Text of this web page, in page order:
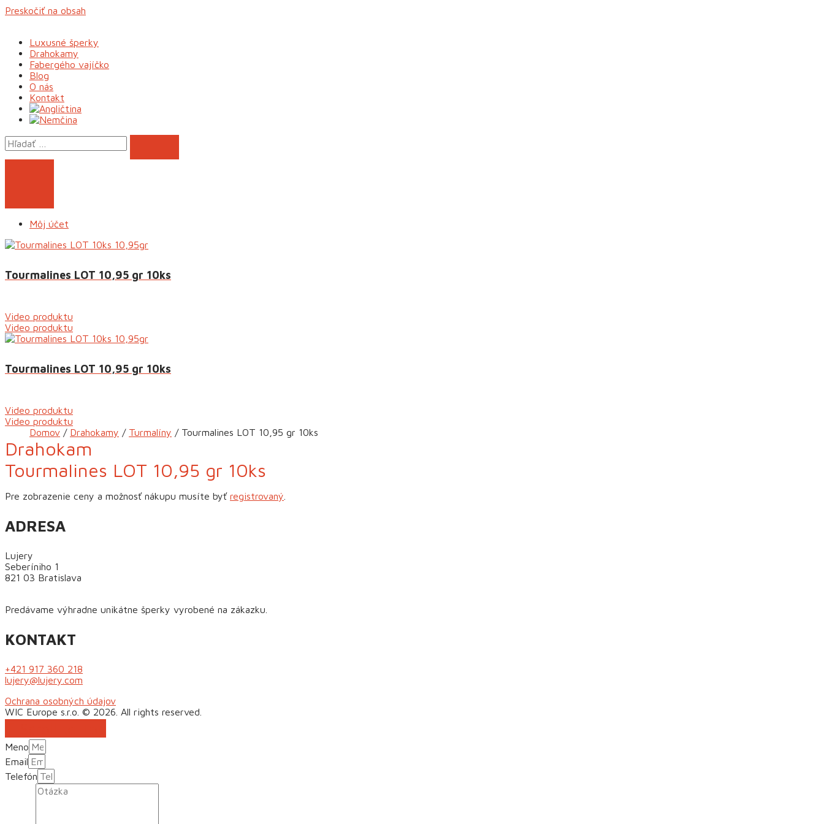
Preskočiť na obsah
Luxusné šperky
Drahokamy
Fabergého vajíčko
Blog
O nás
Kontakt
Môj účet
Tourmalines LOT 10,95 gr 10ks
Video produktu
Video produktu
Tourmalines LOT 10,95 gr 10ks
Video produktu
Video produktu
Domov
Drahokamy Turmalíny Tourmalines LOT 10,95 gr 10ks
Drahokam
Tourmalines LOT 10,95 gr 10ks
Pre zobrazenie ceny a možnosť nákupu musíte byť registrovaný
ADRESA
Lujery
Seberíniho 1
821 03 Bratislava
Predávame výhradne unikátne šperky vyrobené na zákazku.
KONTAKT
+421 917 360 218
lujery@lujery.com
Ochrana osobných údajov
WIC Europe s.r.o. © 2026. All rights reserved.
Meno
Email
Telefón